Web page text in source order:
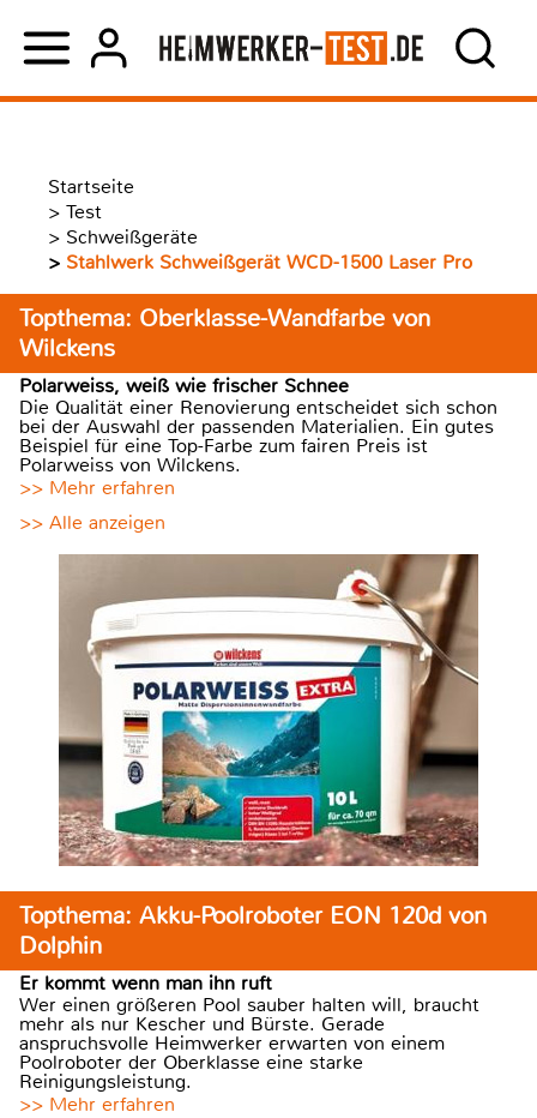
Startseite
> Test
> Schweißgeräte
> Stahlwerk Schweißgerät WCD-1500 Laser Pro
Topthema: Oberklasse-Wandfarbe von
Wilckens
Polarweiss, weiß wie frischer Schnee
Die Qualität einer Renovierung entscheidet sich schon
bei der Auswahl der passenden Materialien. Ein gutes
Beispiel für eine Top-Farbe zum fairen Preis ist
Polarweiss von Wilckens.
>> Mehr erfahren
>> Alle anzeigen
Topthema: Akku-Poolroboter EON 120d von
Dolphin
Er kommt wenn man ihn ruft
Wer einen größeren Pool sauber halten will, braucht
mehr als nur Kescher und Bürste. Gerade
anspruchsvolle Heimwerker erwarten von einem
Poolroboter der Oberklasse eine starke
Reinigungsleistung.
>> Mehr erfahren